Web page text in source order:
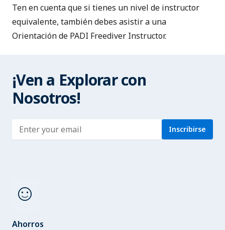
Ten en cuenta que si tienes un nivel de instructor
equivalente, también debes asistir a una
Orientación de PADI Freediver Instructor.
¡Ven a Explorar con
Nosotros!
Enter address Inscribirse
sentiment_satisfied
Ahorros